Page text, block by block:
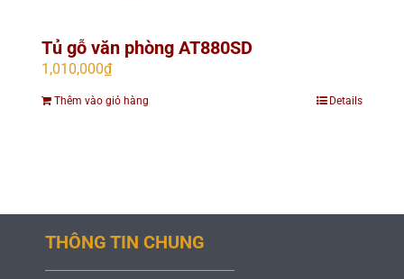
Tủ gỗ văn phòng AT880SD
1,010,000₫
Thêm vào giỏ hàng Details
THÔNG TIN CHUNG